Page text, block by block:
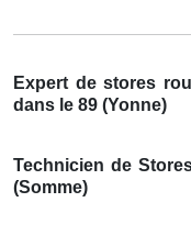
Expert de stores
dans le 89 (Yonne)
Technicien de
(Somme)